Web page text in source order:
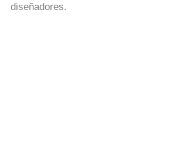
diseñadores.